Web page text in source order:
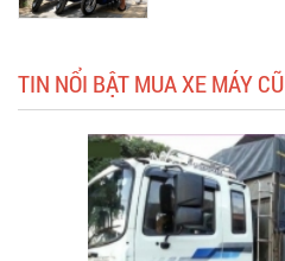
TIN NỔI BẬT MUA XE MÁY CŨ